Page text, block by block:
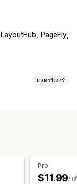
LayoutHub
PageFly
แสดงฟีเจอร์
ปลด้วยตนเอง
Pro
$11.99/ เ